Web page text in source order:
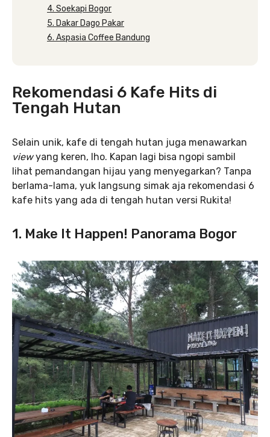
4. Soekapi Bogor
5. Dakar Dago Pakar
6. Aspasia Coffee Bandung
Rekomendasi 6 Kafe Hits di
Tengah Hutan
Selain unik, kafe di tengah hutan juga menawarkan
viewyang keren, lho. Kapan lagi bisa ngopi sambil
lihat pemandangan hijau yang menyegarkan? Tanpa
berlama-lama, yuk langsung simak aja rekomendasi 6
kafe hits yang ada di tengah hutan versi Rukita!
1. Make It Happen! Panorama Bogor